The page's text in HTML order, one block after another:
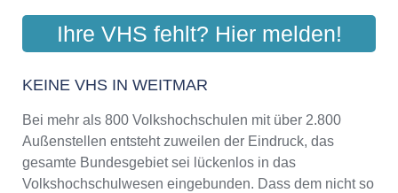
Ihre VHS fehlt? Hier melden!
KEINE VHS IN WEITMAR
Bei mehr als 800 Volkshochschulen mit über 2.800
Außenstellen entsteht zuweilen der Eindruck, das
gesamte Bundesgebiet sei lückenlos in das
Volkshochschulwesen eingebunden. Dass dem nicht so